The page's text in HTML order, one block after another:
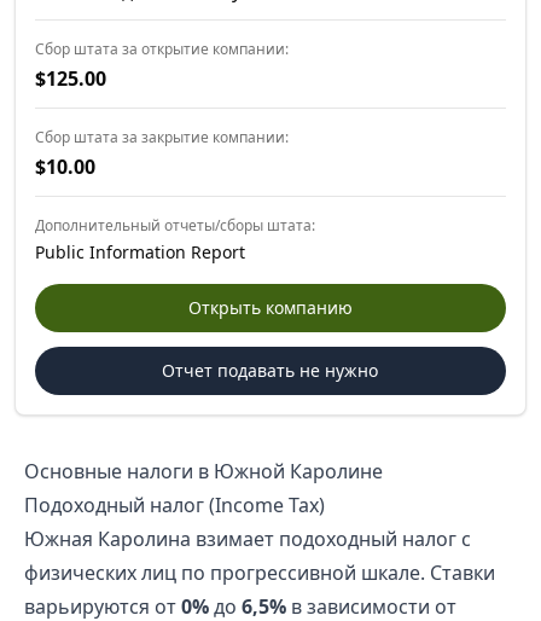
Сбор штата за открытие компании:
$125.00
Сбор штата за закрытие компании:
$10.00
Дополнительный отчеты/сборы штата:
Public Information Report
Открыть компанию
Отчет подавать не нужно
Основные налоги в Южной Каролине
Подоходный налог (Income Tax)
Южная Каролина взимает подоходный налог с
физических лиц по прогрессивной шкале. Ставки
варьируются от0%до6,5% в зависимости от